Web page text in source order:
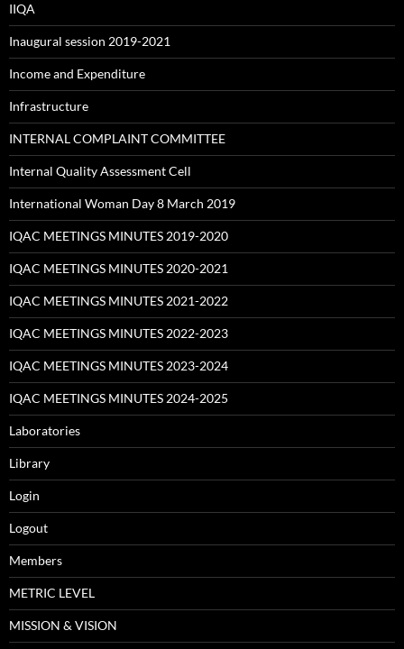
IIQA
Inaugural session 2019-2021
Income and Expenditure
Infrastructure
INTERNAL COMPLAINT COMMITTEE
Internal Quality Assessment Cell
International Woman Day 8 March 2019
IQAC MEETINGS MINUTES 2019-2020
IQAC MEETINGS MINUTES 2020-2021
IQAC MEETINGS MINUTES 2021-2022
IQAC MEETINGS MINUTES 2022-2023
IQAC MEETINGS MINUTES 2023-2024
IQAC MEETINGS MINUTES 2024-2025
Laboratories
Library
Login
Logout
Members
METRIC LEVEL
MISSION & VISION